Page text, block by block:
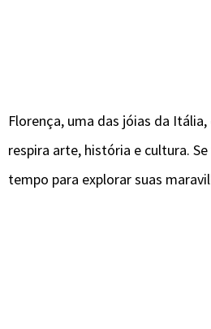
Florença, uma das jóias da
respira arte, história e cultura.
tempo para explorar suas